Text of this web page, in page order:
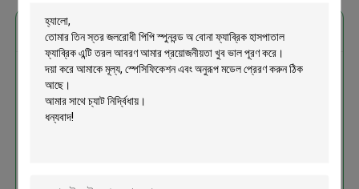
এর সেরা মূল্য পান
তিন স্তর জলরোধী পিপি স্পুনবন্ড অ বোনা
ফ্যাব্রিক হাসপাতাল ফ্যাব্রিক এন্টি তরল আবরণ